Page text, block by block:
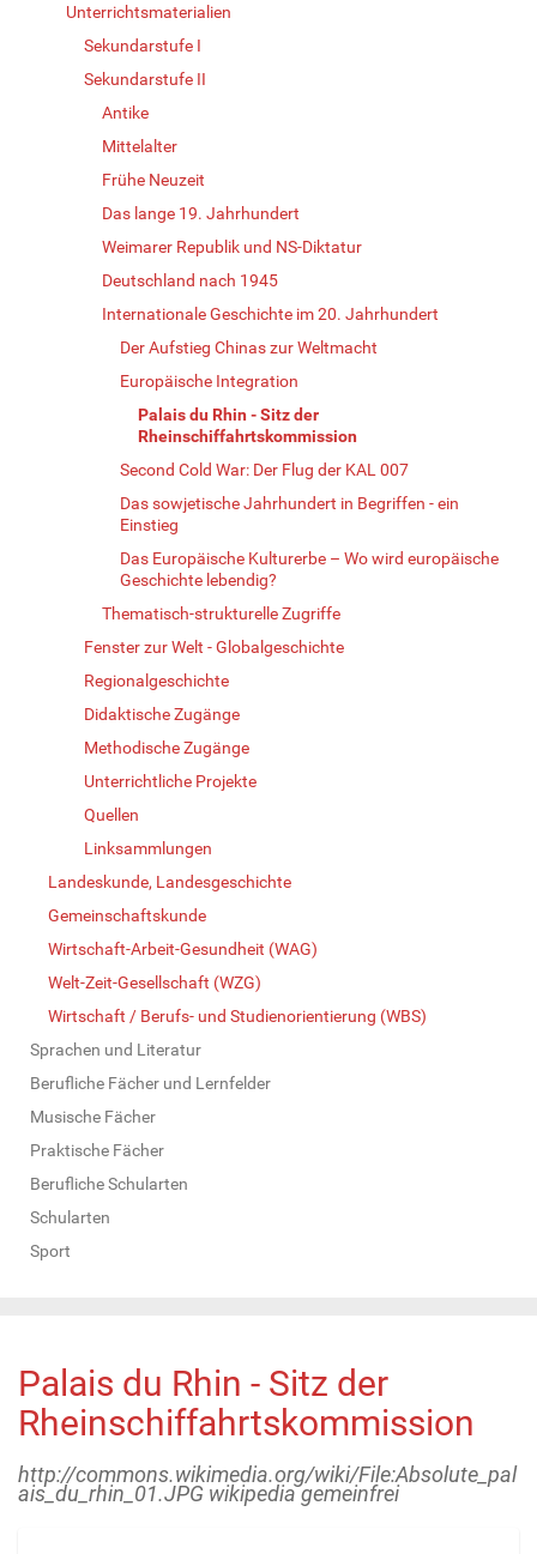
Unterrichtsmaterialien
Sekundarstufe I
Sekundarstufe II
Antike
Mittelalter
Frühe Neuzeit
Das lange 19. Jahrhundert
Weimarer Republik und NS-Diktatur
Deutschland nach 1945
Internationale Geschichte im 20. Jahrhundert
Der Aufstieg Chinas zur Weltmacht
Europäische Integration
Palais du Rhin - Sitz der
Rheinschiffahrtskommission
Second Cold War: Der Flug der KAL 007
Das sowjetische Jahrhundert in Begriffen - ein
Einstieg
Das Europäische Kulturerbe – Wo wird europäische
Geschichte lebendig?
Thematisch-strukturelle Zugriffe
Fenster zur Welt - Globalgeschichte
Regionalgeschichte
Didaktische Zugänge
Methodische Zugänge
Unterrichtliche Projekte
Quellen
Linksammlungen
Landeskunde, Landesgeschichte
Gemeinschaftskunde
Wirtschaft-Arbeit-Gesundheit (WAG)
Welt-Zeit-Gesellschaft (WZG)
Wirtschaft / Berufs- und Studienorientierung (WBS)
Sprachen und Literatur
Berufliche Fächer und Lernfelder
Musische Fächer
Praktische Fächer
Berufliche Schularten
Schularten
Sport
Palais du Rhin - Sitz der
Rheinschiffahrtskommission
http://commons.wikimedia.org/wiki/File:Absolute_pal
ais_du_rhin_01.JPG wikipedia gemeinfrei